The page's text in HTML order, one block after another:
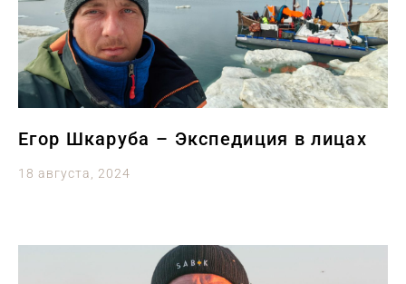
Егор Шкаруба – Экспедиция в лицах
18 августа, 2024